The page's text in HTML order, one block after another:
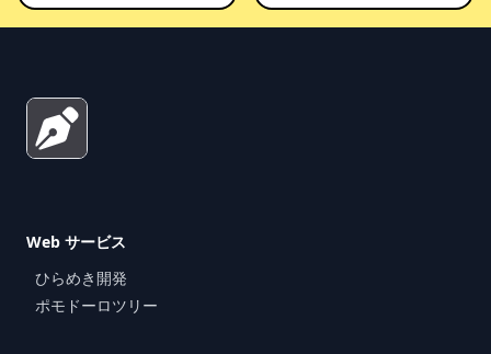
Web サービス
ひらめき開発
ポモドーロツリー